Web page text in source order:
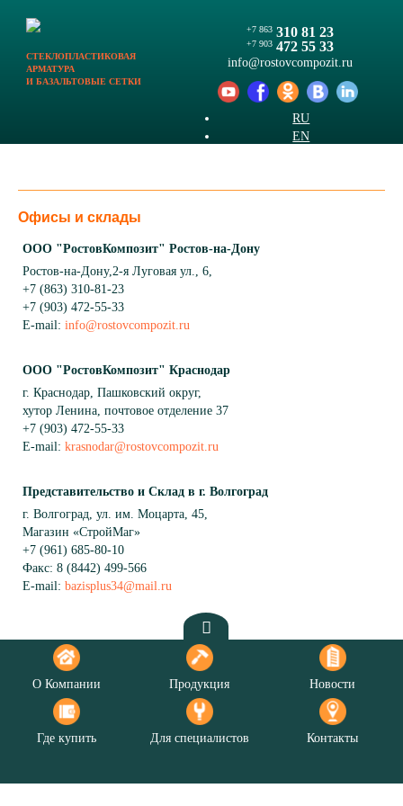
СТЕКЛОПЛАСТИКОВАЯ
АРМАТУРА
И БАЗАЛЬТОВЫЕ СЕТКИ
+7 863310 81 23
+7 903472 55 33
info@rostovcompozit.ru
RU
EN
Офисы и склады
ООО "РостовКомпозит" Ростов-на-Дону
Ростов-на-Дону,2-я Луговая ул., 6,
+7 (863) 310-81-23
+7 (903) 472-55-33
E-mail: info@rostovcompozit.ru
ООО "РостовКомпозит" Краснодар
г. Краснодар, Пашковский округ,
хутор Ленина, почтовое отделение 37
+7 (903) 472-55-33
E-mail: krasnodar@rostovcompozit.ru
Представительство и Склад в г. Волгоград
г. Волгоград, ул. им. Моцарта, 45,
Магазин «СтройМаг»
+7 (961) 685-80-10
Факс: 8 (8442) 499-566
E-mail: bazisplus34@mail.ru
О Компании Продукция Новости
Где купить Для специалистов Контакты